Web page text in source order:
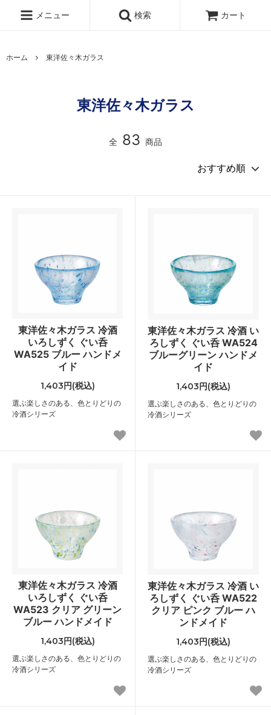
メニュー 検索 カート
ホーム 東洋佐々木ガラス
東洋佐々木ガラス
全 83 商品
東洋佐々木ガラス 冷酒
いろしずく ぐい呑
WA525 ブルー ハンドメ
イド
1,403円(税込)
選ぶ楽しさのある、色とりどりの
冷酒シリーズ
東洋佐々木ガラス 冷酒 い
ろしずく ぐい呑 WA524
ブルーグリーン ハンドメ
イド
1,403円(税込)
選ぶ楽しさのある、色とりどりの
冷酒シリーズ
東洋佐々木ガラス 冷酒
いろしずく ぐい呑
WA523 クリア グリーン
ブルー ハンドメイド
1,403円(税込)
選ぶ楽しさのある、色とりどりの
冷酒シリーズ
東洋佐々木ガラス 冷酒 い
ろしずく ぐい呑 WA522
クリア ピンク ブルー ハ
ンドメイド
1,403円(税込)
選ぶ楽しさのある、色とりどりの
冷酒シリーズ